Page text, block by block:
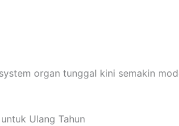
organ tunggal kini semakin
Ulang Tahun